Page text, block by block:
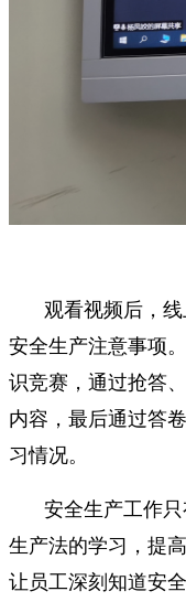
观看视频后，
安全生产注意事项
识竞赛，通过抢答
内容，最后通过答
习情况。
安全生产工作
生产法的学习，提
让员工深刻知道安